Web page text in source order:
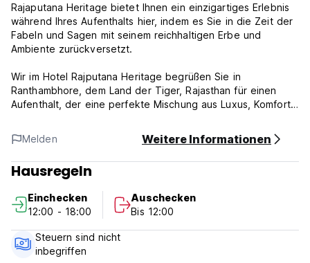
Rajaputana Heritage bietet Ihnen ein einzigartiges Erlebnis
während Ihres Aufenthalts hier, indem es Sie in die Zeit der
Fabeln und Sagen mit seinem reichhaltigen Erbe und
Ambiente zurückversetzt.
Wir im Hotel Rajputana Heritage begrüßen Sie in
Ranthambhore, dem Land der Tiger, Rajasthan für einen
Aufenthalt, der eine perfekte Mischung aus Luxus, Komfort,
Best of Ranthambhore, Best of Heritage ... kommen Sie für
Erinnerungen, die niemals altern werden. Es ist dein
Zuhause fern von deinem Zuhause.
Eigentumsrichtlinien und Bedingungen:
1. Check-in Zeit: von 12:00
2. Check out Zeit: bis 12:00 Uhr
3. Barzahlung beim Check-in in der Unterkunft.
4. Die Steuern sind nicht in den Preisen enthalten. Die
Melden Weitere Informationen
Hausregeln
Einchecken
12:00 - 18:00
Auschecken
Bis 12:00
Steuern sind nicht
inbegriffen